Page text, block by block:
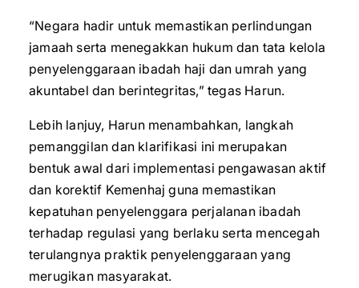
“Negara hadir untuk memastikan perlindungan
jamaah serta menegakkan hukum dan tata kelola
penyelenggaraan ibadah haji dan umrah yang
akuntabel dan berintegritas,” tegas Harun.
Lebih lanjuy, Harun menambahkan, langkah
pemanggilan dan klarifikasi ini merupakan
bentuk awal dari implementasi pengawasan aktif
dan korektif Kemenhaj guna memastikan
kepatuhan penyelenggara perjalanan ibadah
terhadap regulasi yang berlaku serta mencegah
terulangnya praktik penyelenggaraan yang
merugikan masyarakat.